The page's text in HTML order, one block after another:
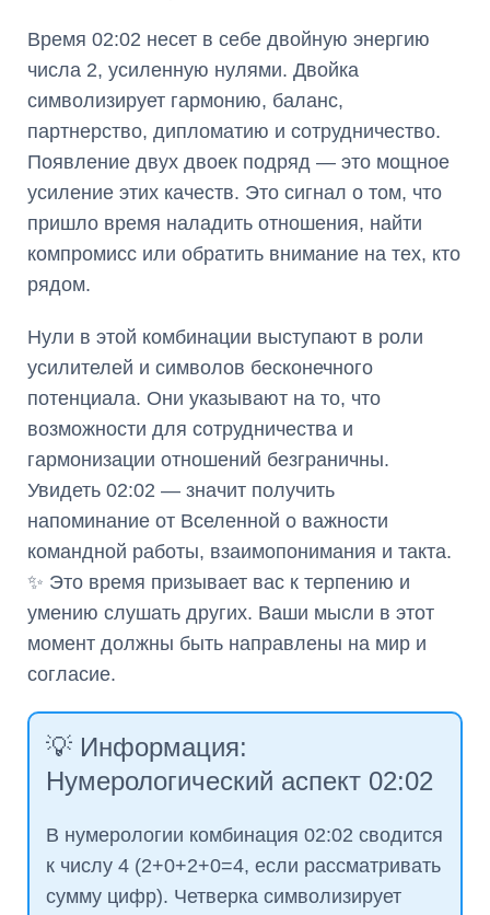
Время 02:02 несет в себе двойную энергию
числа 2, усиленную нулями. Двойка
символизирует гармонию, баланс,
партнерство, дипломатию и сотрудничество.
Появление двух двоек подряд — это мощное
усиление этих качеств. Это сигнал о том, что
пришло время наладить отношения, найти
компромисс или обратить внимание на тех, кто
рядом.
Нули в этой комбинации выступают в роли
усилителей и символов бесконечного
потенциала. Они указывают на то, что
возможности для сотрудничества и
гармонизации отношений безграничны.
Увидеть 02:02 — значит получить
напоминание от Вселенной о важности
командной работы, взаимопонимания и такта.
✨ Это время призывает вас к терпению и
умению слушать других. Ваши мысли в этот
момент должны быть направлены на мир и
согласие.
💡 Информация:
Нумерологический аспект 02:02
В нумерологии комбинация 02:02 сводится
к числу 4 (2+0+2+0=4, если рассматривать
сумму цифр). Четверка символизирует